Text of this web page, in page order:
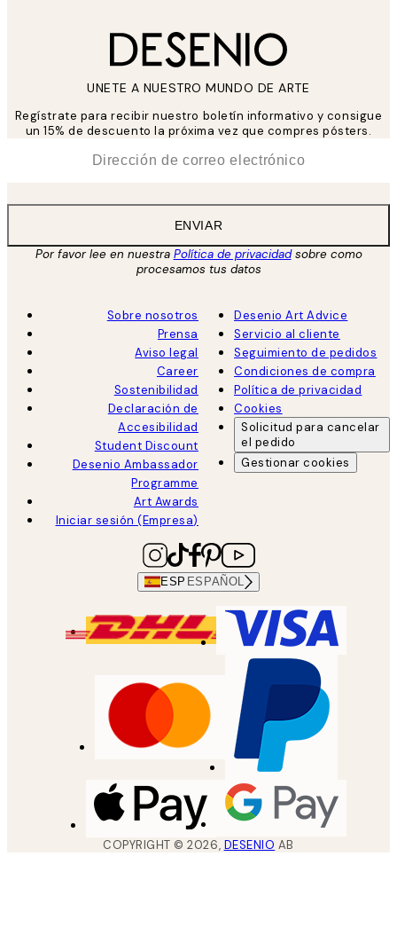
UNETE A NUESTRO MUNDO DE ARTE
Regístrate para recibir nuestro boletín informativo y consigue
un 15% de descuento la próxima vez que compres pósters.
ENVIAR
Por favor lee en nuestra Política de privacidadsobre como
procesamos tus datos
Sobre nosotros
Prensa
Aviso legal
Career
Sostenibilidad
Declaración de
Accesibilidad
Student Discount
Desenio Ambassador
Programme
Art Awards
Iniciar sesión (Empresa)
Desenio Art Advice
Servicio al cliente
Seguimiento de pedidos
Condiciones de compra
Política de privacidad
Cookies
Solicitud para cancelar
el pedido
Gestionar cookies
ESP ESPAÑOL
COPYRIGHT ©2026, DESENIO AB